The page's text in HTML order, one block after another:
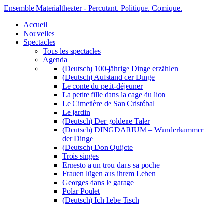
Ensemble Materialtheater - Percutant. Politique. Comique.
Accueil
Nouvelles
Spectacles
Tous les spectacles
Agenda
(Deutsch) 100-jährige Dinge erzählen
(Deutsch) Aufstand der Dinge
Le conte du petit-déjeuner
La petite fille dans la cage du lion
Le Cimetière de San Cristóbal
Le jardin
(Deutsch) Der goldene Taler
(Deutsch) DINGDARIUM – Wunderkammer
der Dinge
(Deutsch) Don Quijote
Trois singes
Ernesto a un trou dans sa poche
Frauen lügen aus ihrem Leben
Georges dans le garage
Polar Poulet
(Deutsch) Ich liebe Tisch